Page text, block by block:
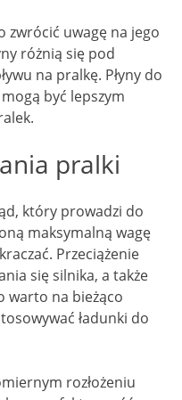
zwrócić uwagę na jego
różnią się pod
na pralkę. Płyny do
być lepszym
pralki
który prowadzi do
maksymalną wagę
Przeciążenie
się silnika, a także
warto na bieżąco
ładunki do
rozłożeniu